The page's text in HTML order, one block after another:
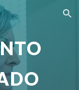
Skip to navigation